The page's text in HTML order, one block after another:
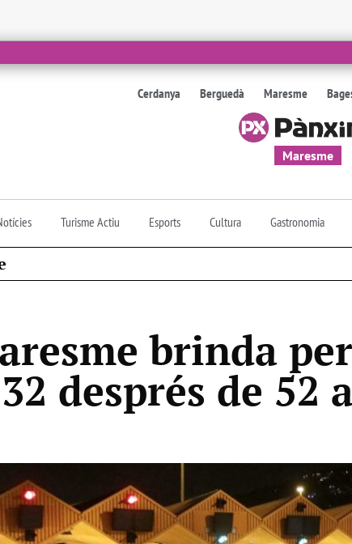
Cerdanya Berguedà Maresme
Maresme
Turisme Actiu Esports Cultura Gastronomia
brinda
després de 52